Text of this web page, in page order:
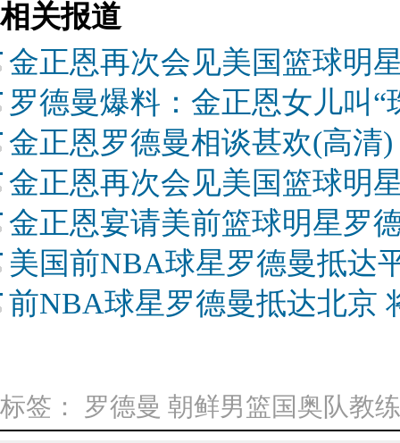
相关报道
金正恩再次会见美国篮球明
罗德曼爆料：金正恩女儿叫“
金正恩罗德曼相谈甚欢(高清)
金正恩再次会见美国篮球明
金正恩宴请美前篮球明星罗
美国前NBA球星罗德曼抵达
前NBA球星罗德曼抵达北京
标签： 罗德曼 朝鲜男篮国奥队教练